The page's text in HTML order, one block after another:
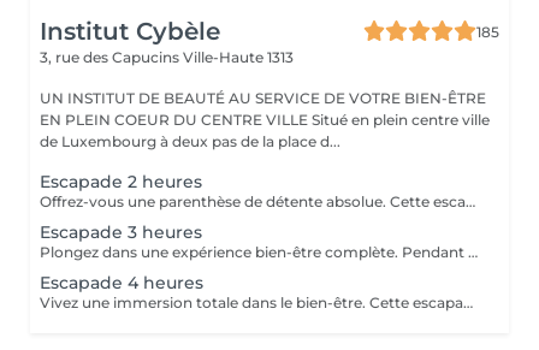
Institut Cybèle
185
3, rue des Capucins Ville-Haute 1313
UN INSTITUT DE BEAUTÉ AU SERVICE DE VOTRE BIEN-ÊTRE
EN PLEIN COEUR DU CENTRE VILLE Situé en plein centre ville
de Luxembourg à deux pas de la place d...
Escapade 2 heures
Offrez-vous une parenthèse de détente absolue. Cette escapade de 2 heures est idéale pour relâcher les tensions, se ressourcer et s'accorder un moment de bien-être hors du temps. Une pause parfaite pour le corps et l'esprit. Gommage au sable noir du corps, aux effluves boisées d'encens, de feuilles de verveine séchées et citron vert. Massage relaxant du corps à l'huile chaude aux notes ambrées et vanillées. Soin visage coup d'éclat
Escapade 3 heures
Plongez dans une expérience bien-être complète. Pendant 3 heures, laissez-vous envelopper par une atmosphère apaisante, pensée pour une relaxation profonde et durable. Le parfait équilibre entre lâcher-prise, soin et évasion. Gommage du corps gommage hindou aux effluves sucrés d'amande et de pistache. Enveloppement traditionnel du corps au curcuma et santal qui rendra un éclat à votre peau et la laissera douce comme de la soie. Soin visage nourrissant et régénérant à l'huile d'argan Le chois des produits utilisés peuvent être modifiés en fonction des saisons et des goûts de chacun.
Escapade 4 heures
Vivez une immersion totale dans le bien-être. Cette escapade de 4 heures vous invite à un voyage sensoriel d'exception, dédié à la détente intense, au ressourcement et au plaisir de prendre du temps pour soi. Une expérience luxueuse et inoubliable. Gommage reminéralisant au sel de la mer morte Enveloppement réparateur intense au beurre d'arganier Massage complet aux huiles chaudes des pieds à la tête Soin visage oxygénant et nourrissant Manucure et pédicure Ls produits utilisés peuvent varier en fonction des saisons ou des goûts de chacun.